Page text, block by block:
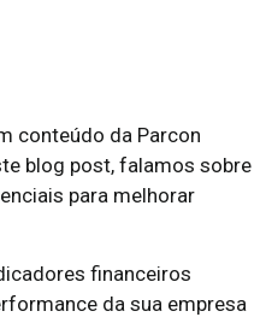
conteúdo da Parcon
blog post, falamos sobre
para melhorar
financeiros
da sua empresa